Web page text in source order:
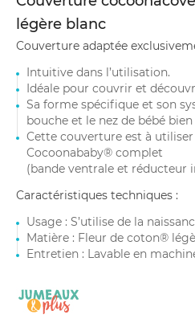
légère blanc
Couverture adaptée
Intuitive dans l’utilisation.
Idéale pour couvrir et
Sa forme spécifique et son
bouche et le nez de bébé
Cette couverture est à
Cocoonababy® complet
(bande ventrale et réducteur
Caractéristiques techniques :
Usage : S’utilise de la
Matière : Fleur de coton®
Entretien : Lavable en